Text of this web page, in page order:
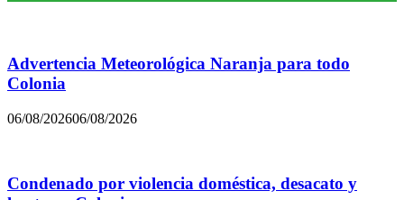
Advertencia Meteorológica Naranja para todo
Colonia
06/08/202606/08/2026
Condenado por violencia doméstica, desacato y